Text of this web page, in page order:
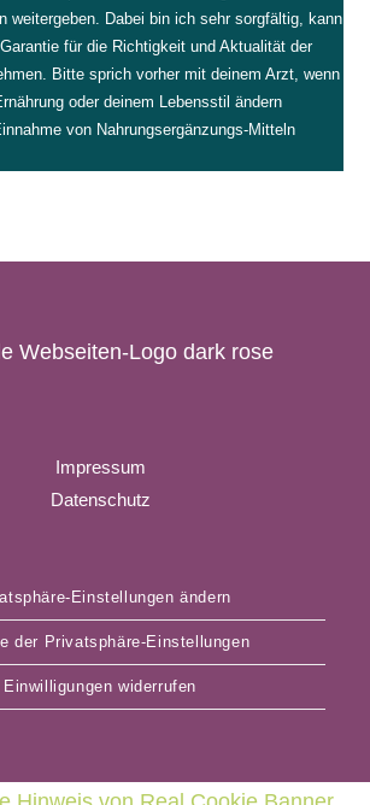
weitergeben. Dabei bin ich sehr sorgfältig, kann
für die Richtigkeit und Aktualität der
Bitte sprich vorher mit deinem Arzt, wenn
oder deinem Lebensstil ändern
von Nahrungsergänzungs-Mitteln
Impressum
Datenschutz
Einstellungen ändern
der Privatsphäre-Einstellungen
Einwilligungen widerrufen